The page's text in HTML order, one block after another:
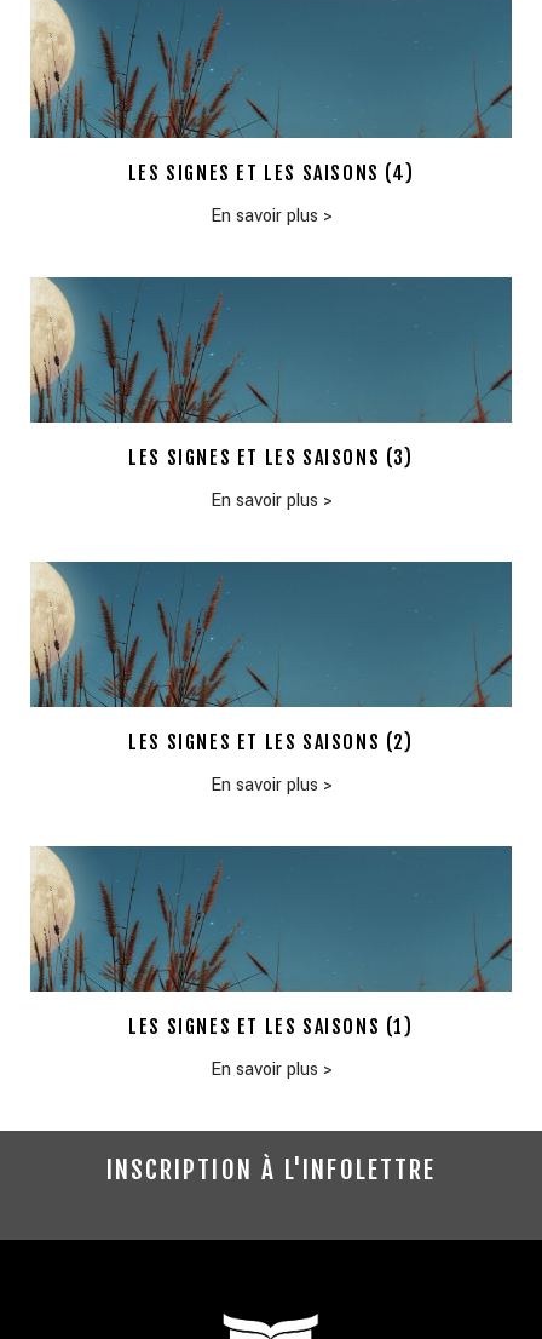
LES SIGNES ET LES SAISONS (4)
En savoir plus >
LES SIGNES ET LES SAISONS (3)
En savoir plus >
LES SIGNES ET LES SAISONS (2)
En savoir plus >
LES SIGNES ET LES SAISONS (1)
En savoir plus >
INSCRIPTION À L'INFOLETTRE